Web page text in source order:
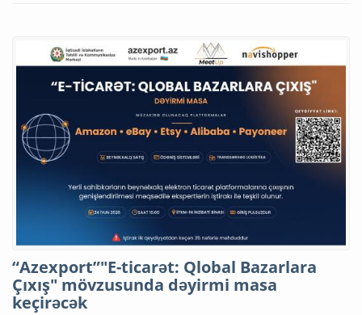
“Azexport”"E-ticarət: Qlobal Bazarlara
Çıxış" mövzusunda dəyirmi masa
keçirəcək